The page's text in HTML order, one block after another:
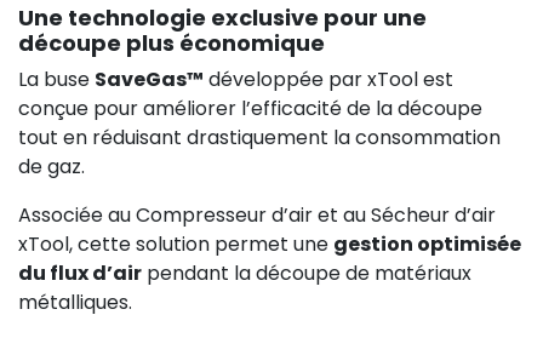
Une technologie exclusive pour une
découpe plus économique
La buse SaveGas™ développée par xTool est
conçue pour améliorer l’efficacité de la découpe
tout en réduisant drastiquement la consommation
de gaz.
Associée au Compresseur d’air et au Sécheur d’air
xTool, cette solution permet une gestion optimisée
du flux d’air pendant la découpe de matériaux
métalliques.